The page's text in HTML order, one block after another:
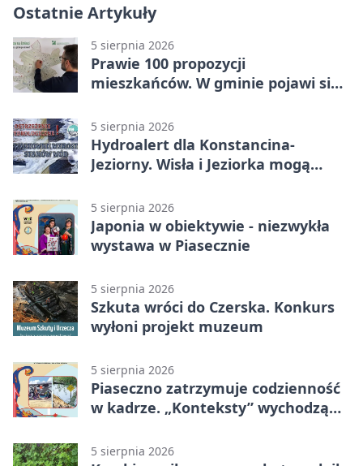
Ostatnie Artykuły
5 sierpnia 2026
Prawie 100 propozycji
mieszkańców. W gminie pojawi się
5 sierpnia 2026
Hydroalert dla Konstancina-
Jeziorny. Wisła i Jeziorka mogą
5 sierpnia 2026
Japonia w obiektywie - niezwykła
wystawa w Piasecznie
5 sierpnia 2026
Szkuta wróci do Czerska. Konkurs
wyłoni projekt muzeum
5 sierpnia 2026
Piaseczno zatrzymuje codzienność
w kadrze. „Konteksty” wychodzą
5 sierpnia 2026